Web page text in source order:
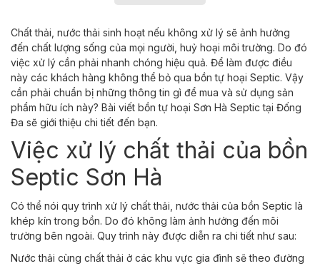
Chất thải, nước thải sinh hoạt nếu không xử lý sẽ ảnh hưởng
đến chất lượng sống của mọi người, huỷ hoại môi trường. Do đó
việc xử lý cần phải nhanh chóng hiệu quả. Để làm được điều
này các khách hàng không thể bỏ qua bồn tự hoại Septic. Vậy
cần phải chuẩn bị những thông tin gì để mua và sử dụng sản
phẩm hữu ích này? Bài viết bồn tự hoại Sơn Hà Septic tại Đống
Đa sẽ giới thiệu chi tiết đến bạn.
Việc xử lý chất thải của bồn
Septic Sơn Hà
Có thể nói quy trình xử lý chất thải, nước thải của bồn Septic là
khép kín trong bồn. Do đó không làm ảnh hưởng đến môi
trường bên ngoài. Quy trình này được diễn ra chi tiết như sau:
Nước thải cùng chất thải ở các khu vực gia đình sẽ theo đường